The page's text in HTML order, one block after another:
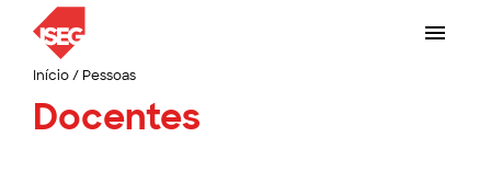
Início/ Pessoas
Docentes